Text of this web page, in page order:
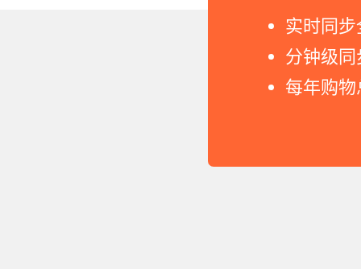
实时同
分钟级
每年购